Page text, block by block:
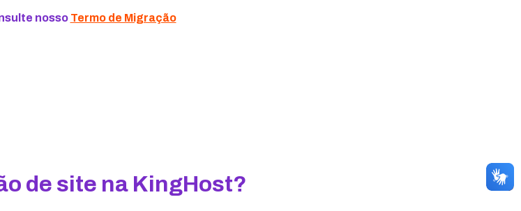
nosso Termo de Migração
de site na KingHost?